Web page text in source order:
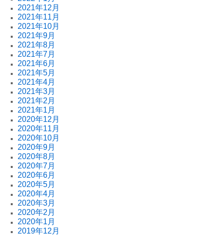
2021年12月
2021年11月
2021年10月
2021年9月
2021年8月
2021年7月
2021年6月
2021年5月
2021年4月
2021年3月
2021年2月
2021年1月
2020年12月
2020年11月
2020年10月
2020年9月
2020年8月
2020年7月
2020年6月
2020年5月
2020年4月
2020年3月
2020年2月
2020年1月
2019年12月